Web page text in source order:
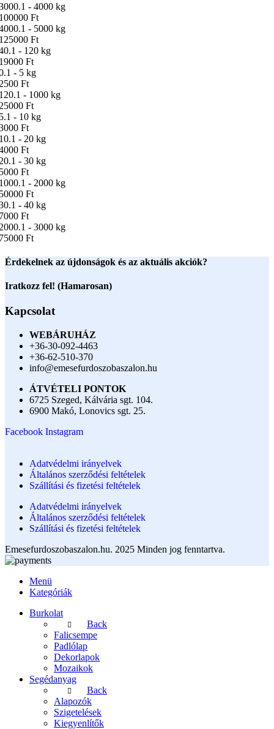
- 4000 kg
Ft
- 5000 kg
Ft
- 120 kg
Ft
- 5 kg
Ft
- 1000 kg
Ft
- 10 kg
Ft
- 20 kg
Ft
- 30 kg
Ft
- 2000 kg
Ft
- 40 kg
Ft
- 3000 kg
Ft
Érdekelnek az újdonságok és az aktuális akciók?
Iratkozz fel! (Hamarosan)
Kapcsolat
WEBÁRUHÁZ
+36-30-092-4463
+36-62-510-370
info@emesefurdoszobaszalon.hu
ÁTVÉTELI PONTOK
6725 Szeged, Kálvária sgt. 104.​
6900 Makó, Lonovics sgt. 25.
Facebook Instagram
Adatvédelmi irányelvek
Általános szerződési feltételek
Szállítási és fizetési feltételek
Adatvédelmi irányelvek
Általános szerződési feltételek
Szállítási és fizetési feltételek
Emesefurdoszobaszalon.hu. 2025 Minden jog fenntartva.
Menü
Kategóriák
Burkolat
Back
Falicsempe
Padlólap
Dekorlapok
Mozaikok
Segédanyag
Back
Alapozók
Szigetelések
Kiegyenlítők